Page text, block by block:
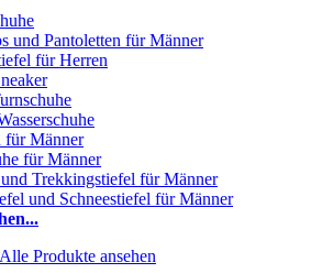
und Pantoletten für Männer
für Herren
für Männer
für Männer
Trekkingstiefel für Männer
und Schneestiefel für Männer